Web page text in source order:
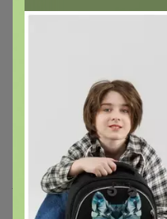
520р
Укрывной материал 60 черн.
2,1м*10м